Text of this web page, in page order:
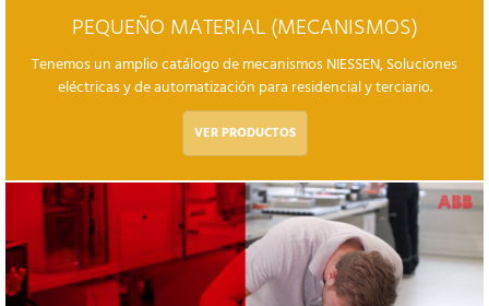
PEQUEÑO MATERIAL (MECANISMOS)
Tenemos un amplio catálogo de mecanismos NIESSEN, Soluciones
eléctricas y de automatización para residencial y terciario.
VER PRODUCTOS